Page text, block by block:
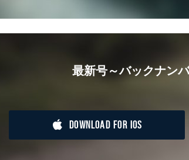
最新号～バックナン
DOWNLOAD FOR IOS